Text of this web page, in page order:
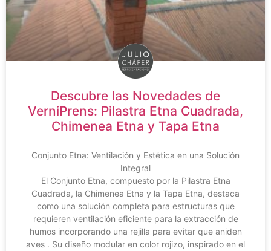
Descubre las Novedades de
VerniPrens: Pilastra Etna Cuadrada,
Chimenea Etna y Tapa Etna
Conjunto Etna: Ventilación y Estética en una Solución
Integral
El Conjunto Etna, compuesto por la Pilastra Etna
Cuadrada, la Chimenea Etna y la Tapa Etna, destaca
como una solución completa para estructuras que
requieren ventilación eficiente para la extracción de
humos incorporando una rejilla para evitar que aniden
aves . Su diseño modular en color rojizo, inspirado en el